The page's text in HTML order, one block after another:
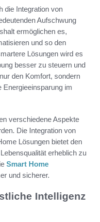
die Integration von
Aufschwung
ermöglichen es,
und so den
Lösungen wird es
besser zu steuern und
den Komfort, sondern
Energieeinsparung im
verschiedene Aspekte
Die Integration von
Lösungen bietet den
erheblich zu
Smart Home
und sicherer.
Intelligenz